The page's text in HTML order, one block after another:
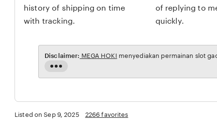
a
history of shipping on time
with tracking.
of replying to
quickly.
Read
the
Disclaimer: MEGA HOKI menyediakan permainan slot
Listed on Sep 9, 2025 2266 favorites